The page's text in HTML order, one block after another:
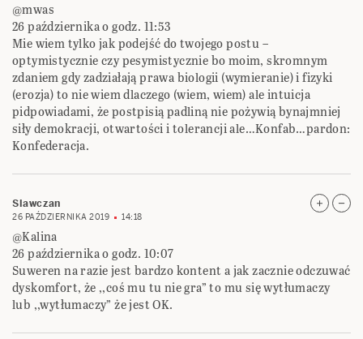
@mwas
26 października o godz. 11:53
Mie wiem tylko jak podejść do twojego postu –
optymistycznie czy pesymistycznie bo moim, skromnym
zdaniem gdy zadziałają prawa biologii (wymieranie) i fizyki
(erozja) to nie wiem dlaczego (wiem, wiem) ale intuicja
pidpowiadami, że postpisią padliną nie pożywią bynajmniej
siły demokracji, otwartości i tolerancji ale…Konfab…pardon:
Konfederacja.
Slawczan
26 PAŹDZIERNIKA 2019 14:18
@Kalina
26 października o godz. 10:07
Suweren na razie jest bardzo kontent a jak zacznie odczuwać
dyskomfort, że ,,coś mu tu nie gra” to mu się wytłumaczy
lub ,,wytłumaczy” że jest OK.